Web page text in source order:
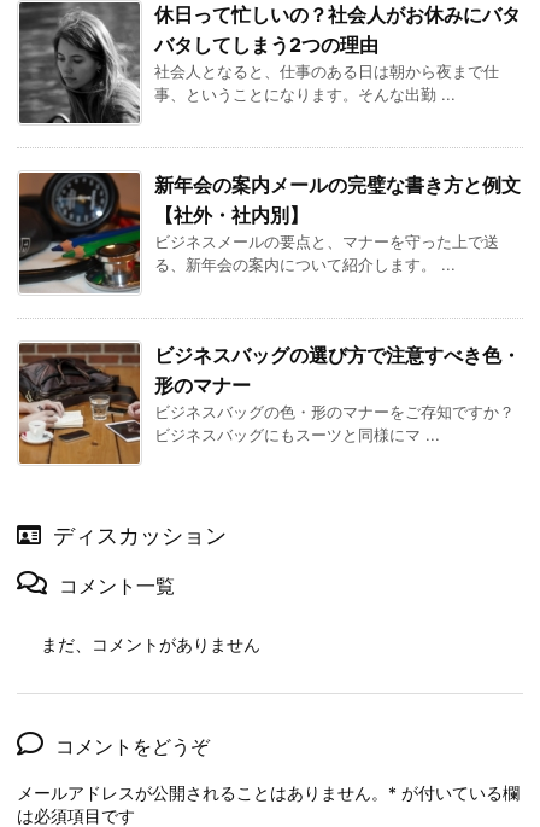
休日って忙しいの？社会人がお休みにバタ
バタしてしまう2つの理由
社会人となると、仕事のある日は朝から夜まで仕
事、ということになります。そんな出勤 ...
新年会の案内メールの完璧な書き方と例文
【社外・社内別】
ビジネスメールの要点と、マナーを守った上で送
る、新年会の案内について紹介します。 ...
ビジネスバッグの選び方で注意すべき色・
形のマナー
ビジネスバッグの色・形のマナーをご存知ですか？
ビジネスバッグにもスーツと同様にマ ...
ディスカッション
コメント一覧
まだ、コメントがありません
コメントをどうぞ
メールアドレスが公開されることはありません。 * が付いている欄
は必須項目です